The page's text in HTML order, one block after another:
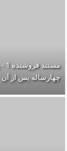
چهارساله پس از آن